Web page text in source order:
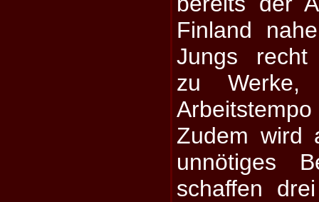
Finland
Jungs recht
zu
Zudem wird
unnötiges
schaffen